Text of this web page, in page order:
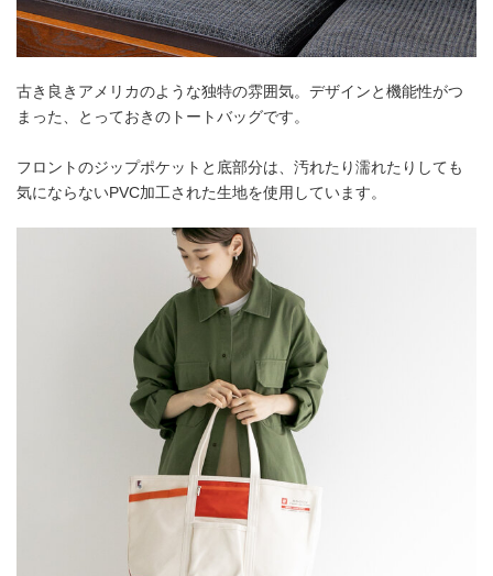
古き良きアメリカのような独特の雰囲気。デザインと機能性がつ
まった、とっておきのトートバッグです。
フロントのジップポケットと底部分は、汚れたり濡れたりしても
気にならないPVC加工された生地を使用しています。